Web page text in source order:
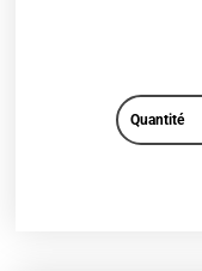
Quantité